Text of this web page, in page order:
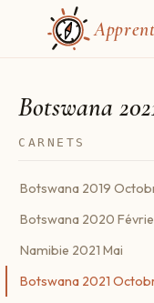
Botswana
CARNETS
Botswana 2019
Botswana 2020
Namibie 2021 Mai
Botswana 2021